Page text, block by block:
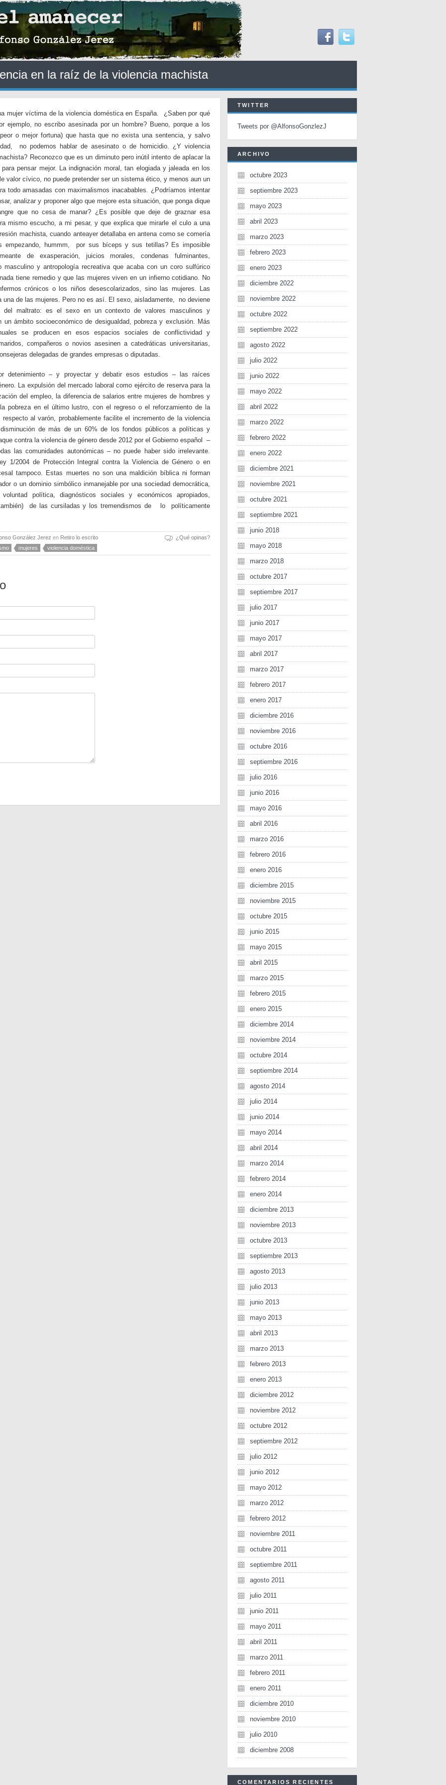
en la raíz de la violencia machista
mujer víctima de la violencia doméstica en España. ¿Saben por qué
ejemplo, no escribo asesinada por un hombre? Bueno, porque a los
o mejor fortuna) que hasta que no exista una sentencia, y salvo
no podemos hablar de asesinato o de homicidio. ¿Y violencia
Reconozco que es un diminuto pero inútil intento de aplacar la
pensar mejor. La indignación moral, tan elogiada y jaleada en los
valor cívico, no puede pretender ser un sistema ético, y menos aun un
todo amasadas con maximalismos inacabables. ¿Podríamos intentar
analizar y proponer algo que mejore esta situación, que ponga dique
que no cesa de manar? ¿Es posible que deje de graznar esa
mismo escucho, a mi pesar, y que explica que mirarle el culo a una
machista, cuando anteayer detallaba en antena como se comería
empezando, hummm, por sus bíceps y sus tetillas? Es imposible
de exasperación, juicios morales, condenas fulminantes,
masculino y antropología recreativa que acaba con un coro sulfúrico
tiene remedio y que las mujeres viven en un infierno cotidiano. No
crónicos o los niños desescolarizados, sino las mujeres. Las
una de las mujeres. Pero no es así. El sexo, aisladamente, no deviene
del maltrato: es el sexo en un contexto de valores masculinos y
ámbito socioeconómico de desigualdad, pobreza y exclusión. Más
se producen en esos espacios sociales de conflictividad y
compañeros o novios asesinen a catedráticas universitarias,
delegadas de grandes empresas o diputadas.
detenimiento – y proyectar y debatir esos estudios – las raíces
La expulsión del mercado laboral como ejército de reserva para la
del empleo, la diferencia de salarios entre mujeres de hombres y
pobreza en el último lustro, con el regreso o el reforzamiento de la
al varón, probablemente facilite el incremento de la violencia
de más de un 60% de los fondos públicos a políticas y
contra la violencia de género desde 2012 por el Gobierno español –
las comunidades autonómicas – no puede haber sido irrelevante.
1/2004 de Protección Integral contra la Violencia de Género o en
tampoco. Estas muertes no son una maldición bíblica ni forman
o un dominio simbólico inmanejable por una sociedad democrática,
política, diagnósticos sociales y económicos apropiados,
de las cursiladas y los tremendismos de lo políticamente
González Jerez en Retiro lo escrito
¿Qué opinas?
mujeres violencia doméstica
TWITTER
Tweets por @AlfonsoGonzlezJ
ARCHIVO
octubre 2023
septiembre 2023
mayo 2023
abril 2023
marzo 2023
febrero 2023
enero 2023
diciembre 2022
noviembre 2022
octubre 2022
septiembre 2022
agosto 2022
julio 2022
junio 2022
mayo 2022
abril 2022
marzo 2022
febrero 2022
enero 2022
diciembre 2021
noviembre 2021
octubre 2021
septiembre 2021
junio 2018
mayo 2018
marzo 2018
octubre 2017
septiembre 2017
julio 2017
junio 2017
mayo 2017
abril 2017
marzo 2017
febrero 2017
enero 2017
diciembre 2016
noviembre 2016
octubre 2016
septiembre 2016
julio 2016
junio 2016
mayo 2016
abril 2016
marzo 2016
febrero 2016
enero 2016
diciembre 2015
noviembre 2015
octubre 2015
junio 2015
mayo 2015
abril 2015
marzo 2015
febrero 2015
enero 2015
diciembre 2014
noviembre 2014
octubre 2014
septiembre 2014
agosto 2014
julio 2014
junio 2014
mayo 2014
abril 2014
marzo 2014
febrero 2014
enero 2014
diciembre 2013
noviembre 2013
octubre 2013
septiembre 2013
agosto 2013
julio 2013
junio 2013
mayo 2013
abril 2013
marzo 2013
febrero 2013
enero 2013
diciembre 2012
noviembre 2012
octubre 2012
septiembre 2012
julio 2012
junio 2012
mayo 2012
marzo 2012
febrero 2012
noviembre 2011
octubre 2011
septiembre 2011
agosto 2011
julio 2011
junio 2011
mayo 2011
abril 2011
marzo 2011
febrero 2011
enero 2011
diciembre 2010
noviembre 2010
julio 2010
diciembre 2008
COMENTARIOS RECIENTES